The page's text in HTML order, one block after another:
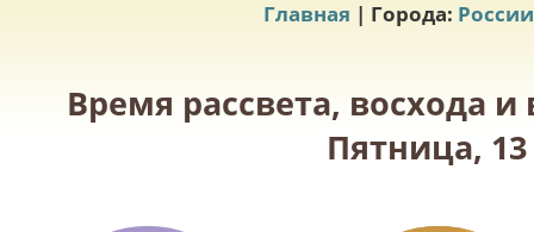
Главная | Города: России
Время рассвета, восхода
Пятница,